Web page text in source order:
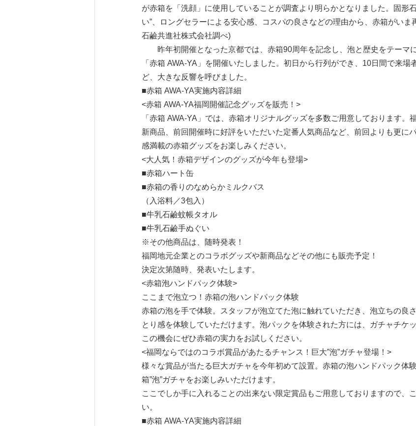
が赤箱を「洗顔」に使用していることが調査より明らかとなりました。固形
い”、ロングセラーによる安心感、コスパの良さなどの理由から、赤箱がいま
石鹼共進社株式会社調べ)
昨年初開催となった京都では、赤箱90周年を記念し、泡と歴史をテーマ
「赤箱 AWA-YA」を開催いたしました。初日から行列ができ、10日間で来場
ど、大きな反響を呼びました。
■赤箱 AWA-YA実施内容詳細
<赤箱 AWA-YA福岡開催記念グッズを販売！>
「赤箱 AWA-YA」では、赤箱オリジナルグッズを多数ご用意しております。
新商品、前回開催時に好評をいただいた定番人気商品など、前回よりも更に
感満載の赤箱グッズをお楽しみください。
<大人気！赤箱デザインのグッズが今年も登場>
■赤箱ハート缶
■赤箱の香りのなめらかミルクバス
（入浴料／3包入）
■牛乳石鹼蚊帳タオル
■牛乳石鹼手ぬぐい
※その他商品は、随時発表！
福岡地元企業とのコラボグッズや新商品などその他にも販売予定！
決定次第随時、発表いたします。
<赤箱泡ハンドパック体験>
ここまで泡立つ！赤箱の泡ハンドパック体験
赤箱の泡を手で体験。スタッフが泡立てた泡に触れていただき、泡立ちの良
とり感を体験していただけます。泡パックを体験された方には、ガチャチケ
この機会にぜひ赤箱の実力をお試しください。
<福岡ならではのコラボ賞品があたるチャンス！巨大”泡”ガチャ登場！>
様々な賞品が当たる巨大ガチャを今年初めて設置。赤箱の泡ハンドパック体
箱”泡”ガチャをお楽しみいただけます。
ここでしか手に入れることの出来ない限定賞品もご用意しておりますので、
い。
■赤箱 AWA-YA実施内容詳細
Japanese
English